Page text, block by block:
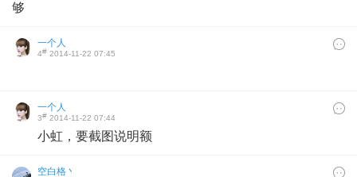
够
一个人
4# 2014-11-22 07:45
一个人
3# 2014-11-22 07:44
小虹，要截图说明额
空白格丶